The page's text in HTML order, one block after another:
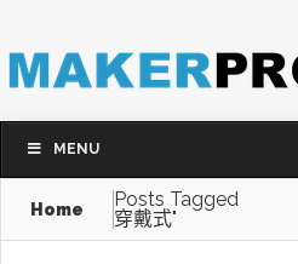
MENU
Home
Posts Tagged
穿戴式"